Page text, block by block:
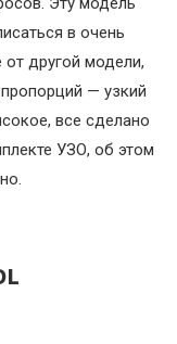
в очень
другой модели,
— узкий
все сделано
УЗО, об этом